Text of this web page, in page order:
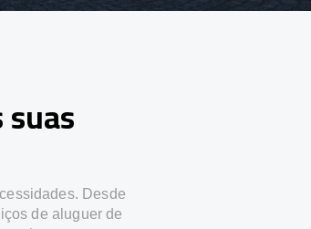
Desde
de aluguer de